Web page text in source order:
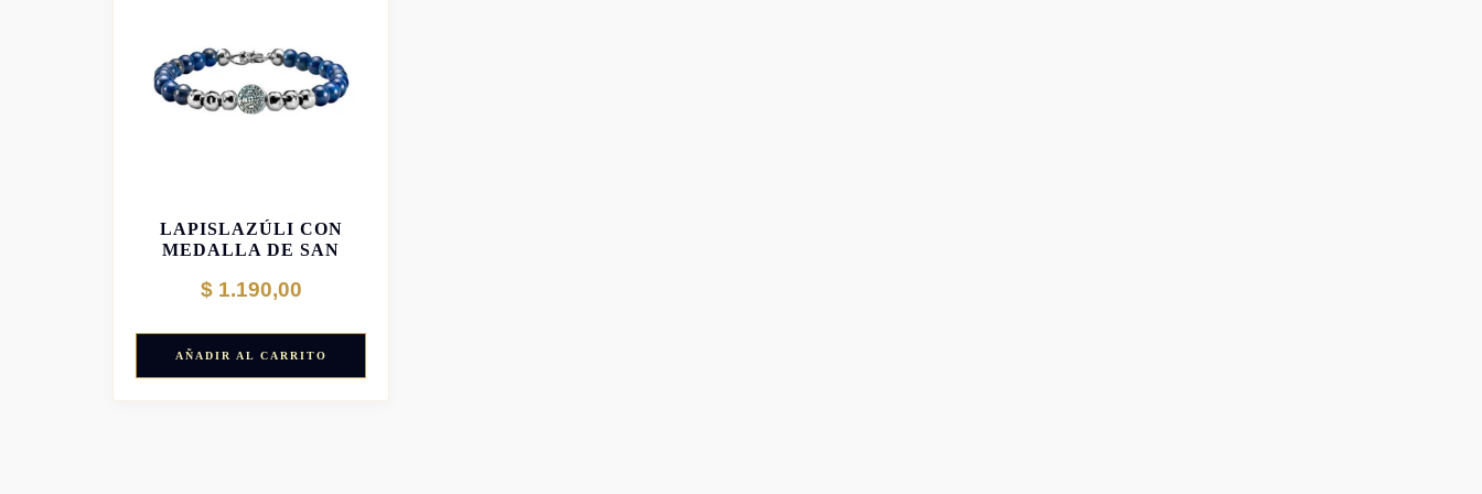
LAPISLAZÚLI CON
MEDALLA DE SAN
$1.190,00
AÑADIR AL CARRITO